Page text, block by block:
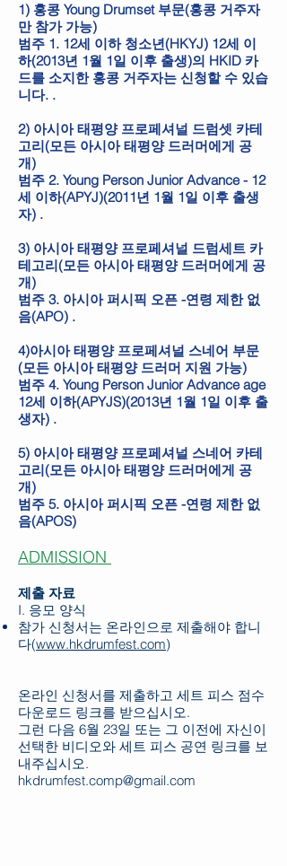
1) 홍콩 Young Drumset 부문(홍콩 거주자
만 참가 가능)
범주 1. 12세 이하 청소년(HKYJ) 12세 이
하(2013년 1월 1일 이후 출생)의 HKID 카
드를 소지한 홍콩 거주자는 신청할 수 있습
니다. .
2) 아시아 태평양 프로페셔널 드럼셋 카테
고리(모든 아시아 태평양 드러머에게 공
개)
범주 2. Young Person Junior Advance - 12
세 이하(APYJ)(2011년 1월 1일 이후 출생
자) .
3) 아시아 태평양 프로페셔널 드럼세트 카
테고리(모든 아시아 태평양 드러머에게 공
개)
범주 3. 아시아 퍼시픽 오픈 -연령 제한 없
음(APO) .
4)아시아 태평양 프로페셔널 스네어 부문
(모든 아시아 태평양 드러머 지원 가능)
범주 4. Young Person Junior Advance age
12세 이하(APYJS)(2013년 1월 1일 이후 출
생자) .
5) 아시아 태평양 프로페셔널 스네어 카테
고리(모든 아시아 태평양 드러머에게 공
개)
범주 5. 아시아 퍼시픽 오픈 -연령 제한 없
음(APOS)
ADMISSION
제출 자료
I. 응모 양식
참가 신청서는 온라인으로 제출해야 합니
다(www.hkdrumfest.com)
온라인 신청서를 제출하고 세트 피스 점수
다운로드 링크를 받으십시오.
그런 다음 6월 23일 또는 그 이전에 자신이
선택한 비디오와 세트 피스 공연 링크를 보
내주십시오.
hkdrumfest.comp@gmail.com